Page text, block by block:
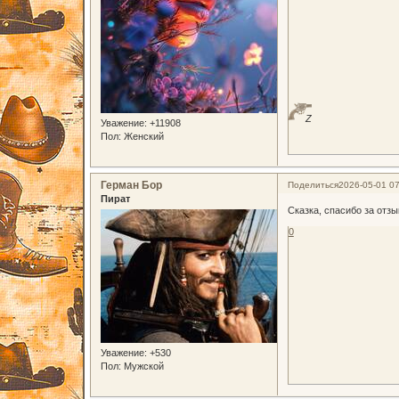
Уважение: +11908
Пол: Женский
Z
Поделиться2026-05-01
Герман Бор
Пират
Уважение: +530
Пол: Мужской
Сказка, спасибо за
0